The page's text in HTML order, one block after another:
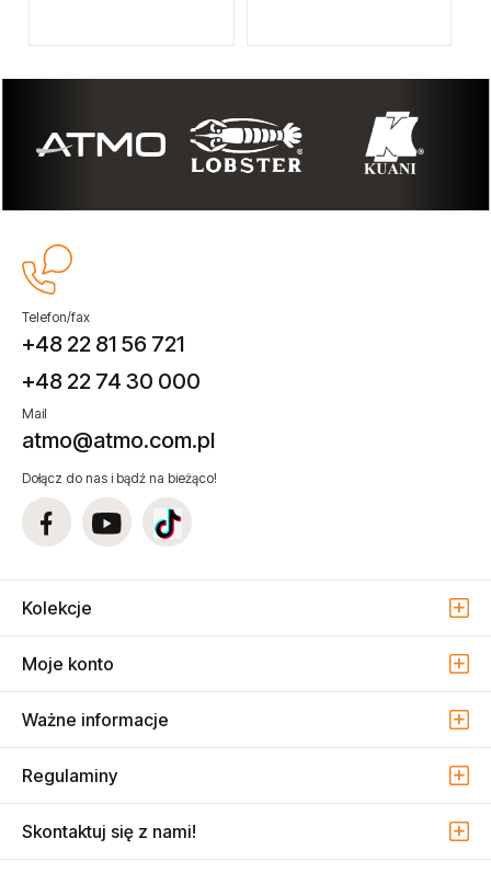
Telefon/fax
+48 22 81 56 721
+48 22 74 30 000
Mail
atmo@atmo.com.pl
Dołącz do nas i bądź na bieżąco!
Kolekcje
Moje konto
Ważne informacje
Regulaminy
Skontaktuj się z nami!